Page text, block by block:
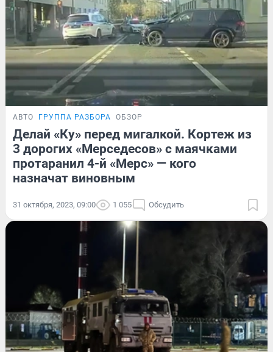
АВТО ГРУППА РАЗБОРА ОБЗОР
Делай «Ку» перед мигалкой. Кортеж из
3 дорогих «Мерседесов» с маячками
протаранил 4-й «Мерс» — кого
назначат виновным
31 октября, 2023, 09:00 1 055 Обсудить